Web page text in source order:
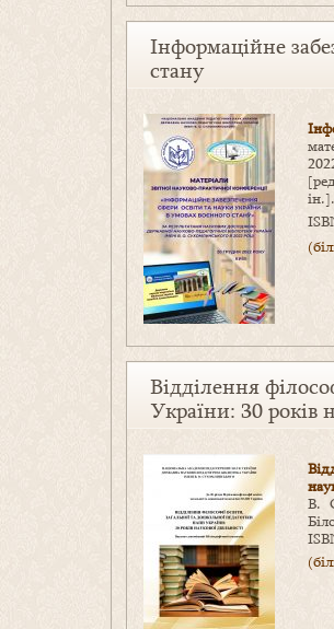
Інформаційне
стану
Відділення
України: 30 років
В.